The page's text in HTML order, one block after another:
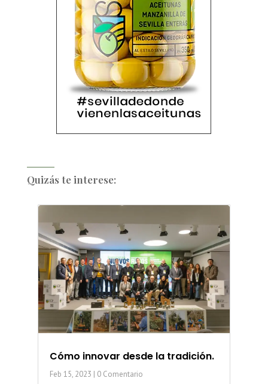
Quizás te interese:
Cómo innovar desde la tradición.
Feb 15, 2023 | 0 Comentario